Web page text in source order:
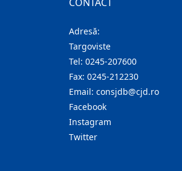
Adresă:
Targoviste
Tel: 0245-207600
Fax: 0245-212230
Email: consjdb@cjd.ro
Facebook
Instagram
Twitter